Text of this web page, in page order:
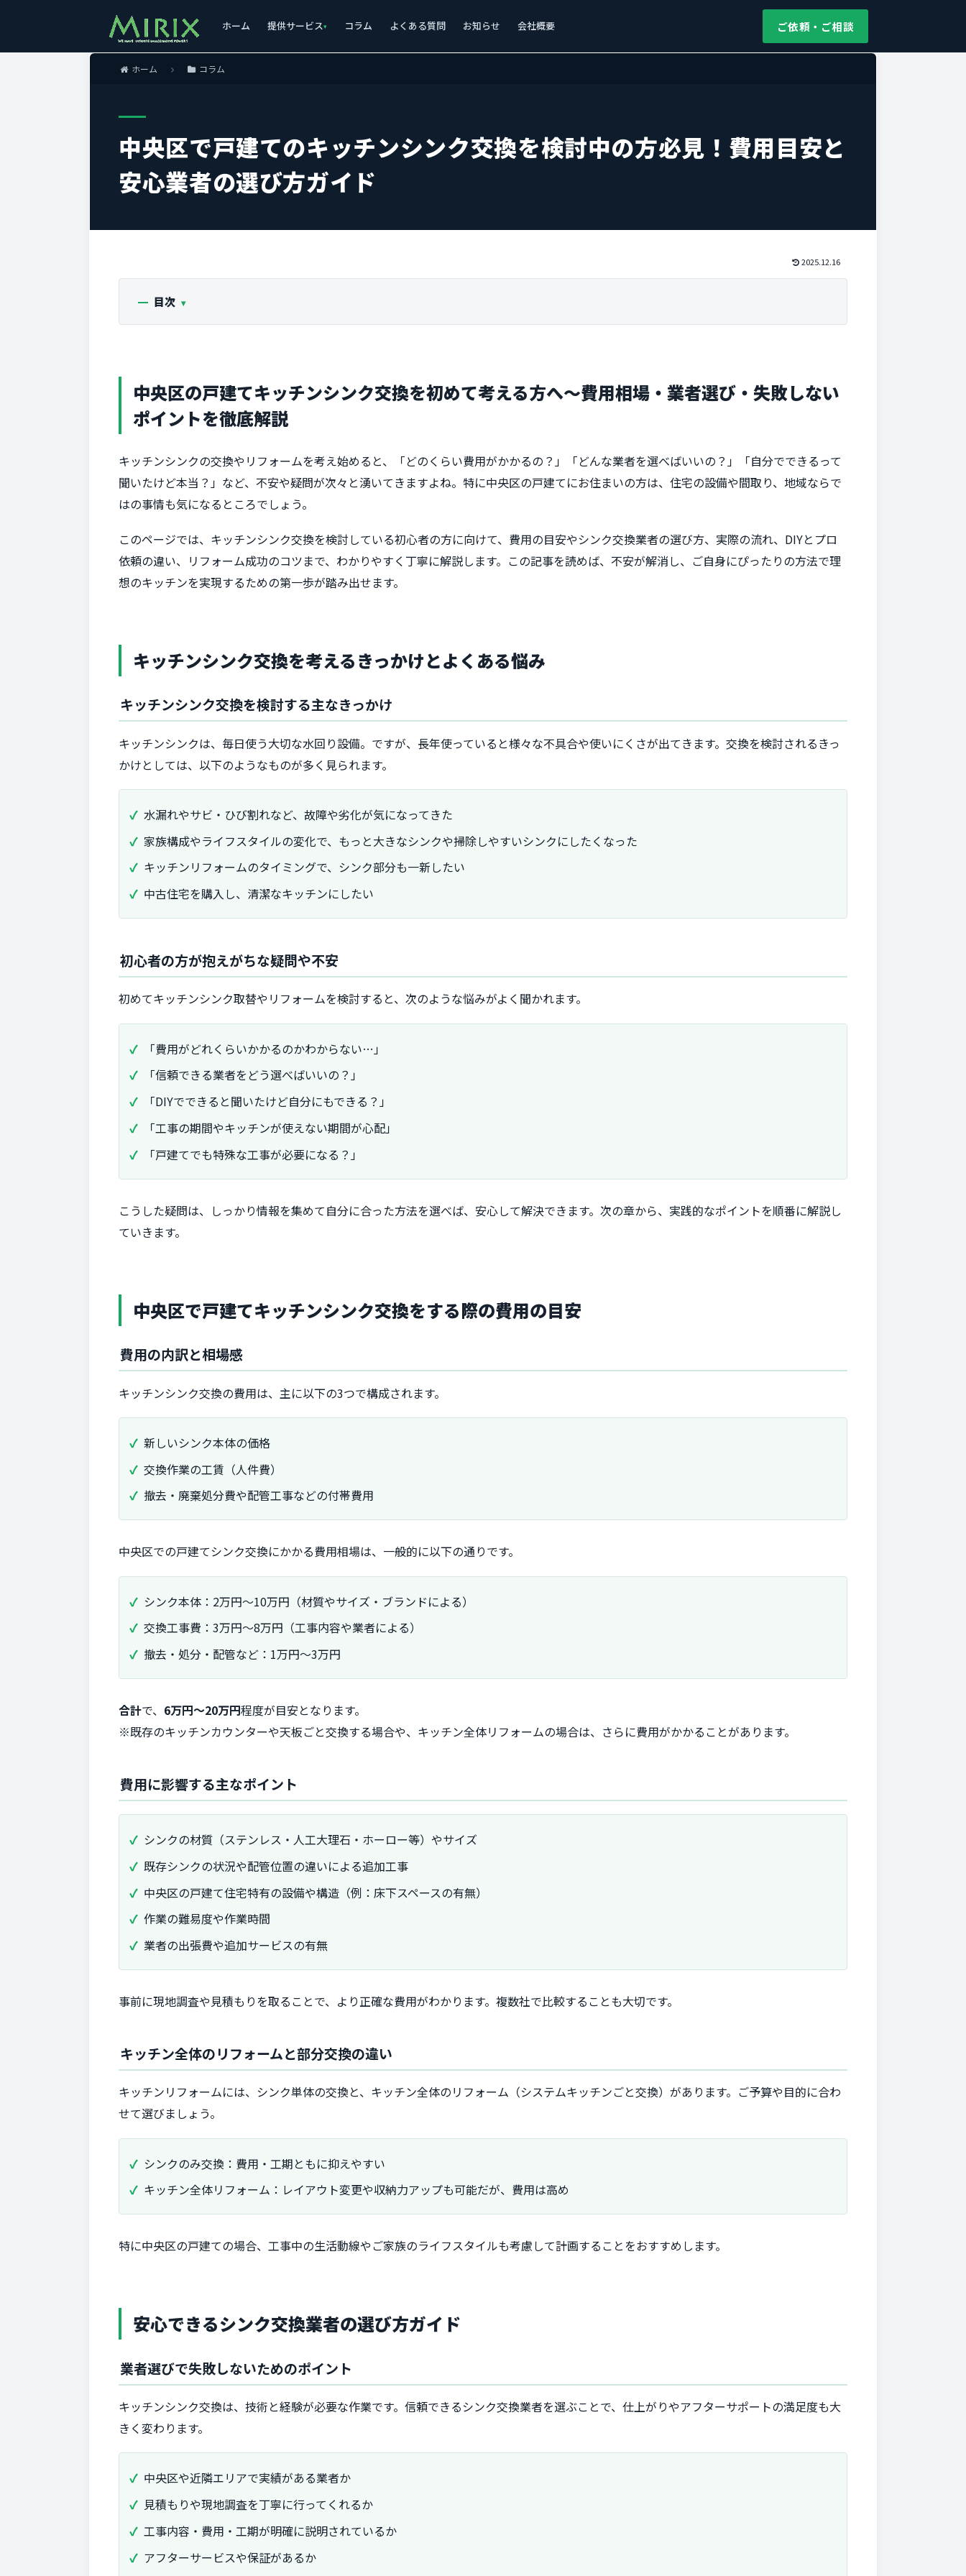
ご依頼・ご相談
ホーム 提供サービス コラム よくある質問 お知らせ 会社概要
ホーム コラム
中央区で戸建てのキッチンシンク交換を検討中の方必見！費用目安と
安心業者の選び方ガイド
2025.12.16
目次
中央区の戸建てキッチンシンク交換を初めて考える方へ～費用相場・業者選び・失敗しない
ポイントを徹底解説
キッチンシンクの交換やリフォームを考え始めると、「どのくらい費用がかかるの？」「どんな業者を選べばいいの？」「自分でできるって
聞いたけど本当？」など、不安や疑問が次々と湧いてきますよね。特に中央区の戸建てにお住まいの方は、住宅の設備や間取り、地域ならで
はの事情も気になるところでしょう。
このページでは、キッチンシンク交換を検討している初心者の方に向けて、費用の目安やシンク交換業者の選び方、実際の流れ、DIYとプロ
依頼の違い、リフォーム成功のコツまで、わかりやすく丁寧に解説します。この記事を読めば、不安が解消し、ご自身にぴったりの方法で理
想のキッチンを実現するための第一歩が踏み出せます。
キッチンシンク交換を考えるきっかけとよくある悩み
キッチンシンク交換を検討する主なきっかけ
キッチンシンクは、毎日使う大切な水回り設備。ですが、長年使っていると様々な不具合や使いにくさが出てきます。交換を検討されるきっ
かけとしては、以下のようなものが多く見られます。
水漏れやサビ・ひび割れなど、故障や劣化が気になってきた
家族構成やライフスタイルの変化で、もっと大きなシンクや掃除しやすいシンクにしたくなった
キッチンリフォームのタイミングで、シンク部分も一新したい
中古住宅を購入し、清潔なキッチンにしたい
初心者の方が抱えがちな疑問や不安
初めてキッチンシンク取替やリフォームを検討すると、次のような悩みがよく聞かれます。
「費用がどれくらいかかるのかわからない…」
「信頼できる業者をどう選べばいいの？」
「DIYでできると聞いたけど自分にもできる？」
「工事の期間やキッチンが使えない期間が心配」
「戸建てでも特殊な工事が必要になる？」
こうした疑問は、しっかり情報を集めて自分に合った方法を選べば、安心して解決できます。次の章から、実践的なポイントを順番に解説し
ていきます。
中央区で戸建てキッチンシンク交換をする際の費用の目安
費用の内訳と相場感
キッチンシンク交換の費用は、主に以下の3つで構成されます。
新しいシンク本体の価格
交換作業の工賃（人件費）
撤去・廃棄処分費や配管工事などの付帯費用
中央区での戸建てシンク交換にかかる費用相場は、一般的に以下の通りです。
シンク本体：2万円〜10万円（材質やサイズ・ブランドによる）
交換工事費：3万円〜8万円（工事内容や業者による）
撤去・処分・配管など：1万円〜3万円
合計で、 6万円〜20万円程度が目安となります。
※既存のキッチンカウンターや天板ごと交換する場合や、キッチン全体リフォームの場合は、さらに費用がかかることがあります。
費用に影響する主なポイント
シンクの材質（ステンレス・人工大理石・ホーロー等）やサイズ
既存シンクの状況や配管位置の違いによる追加工事
中央区の戸建て住宅特有の設備や構造（例：床下スペースの有無）
作業の難易度や作業時間
業者の出張費や追加サービスの有無
事前に現地調査や見積もりを取ることで、より正確な費用がわかります。複数社で比較することも大切です。
キッチン全体のリフォームと部分交換の違い
キッチンリフォームには、シンク単体の交換と、キッチン全体のリフォーム（システムキッチンごと交換）があります。ご予算や目的に合わ
せて選びましょう。
シンクのみ交換：費用・工期ともに抑えやすい
キッチン全体リフォーム：レイアウト変更や収納力アップも可能だが、費用は高め
特に中央区の戸建ての場合、工事中の生活動線やご家族のライフスタイルも考慮して計画することをおすすめします。
安心できるシンク交換業者の選び方ガイド
業者選びで失敗しないためのポイント
キッチンシンク交換は、技術と経験が必要な作業です。信頼できるシンク交換業者を選ぶことで、仕上がりやアフターサポートの満足度も大
きく変わります。
中央区や近隣エリアで実績がある業者か
見積もりや現地調査を丁寧に行ってくれるか
工事内容・費用・工期が明確に説明されているか
アフターサービスや保証があるか